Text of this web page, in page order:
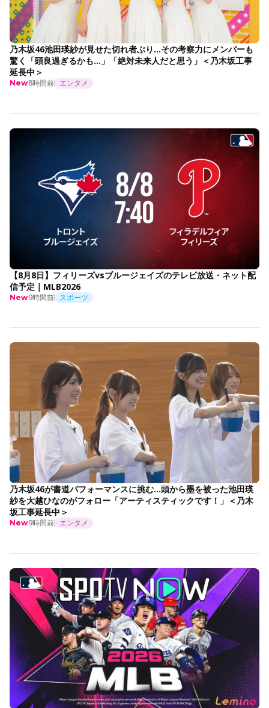
乃木坂46池田瑛紗が見せた切れ者ぶり…その考察力にメンバーも
驚く「頭良過ぎるかも…」「絶対未来人だと思う」＜乃木坂工事
延長中＞
New8時間前 エンタメ
【8月8日】フィリーズvsブルージェイズのテレビ放送・ネット配
信予定｜MLB2026
New9時間前 スポーツ
乃木坂46が書道パフォーマンスに挑む…頭から墨を被った池田瑛
紗を大越ひなのがフォロー「アーティスティックです！」＜乃木
坂工事延長中＞
New9時間前 エンタメ